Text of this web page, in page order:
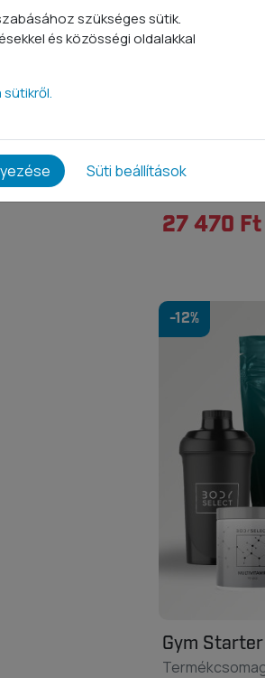
Erőnövelő
27 470 Ft
-12%
Gym
szükséges sütik.
és közösségi oldalakkal
Süti beállítások